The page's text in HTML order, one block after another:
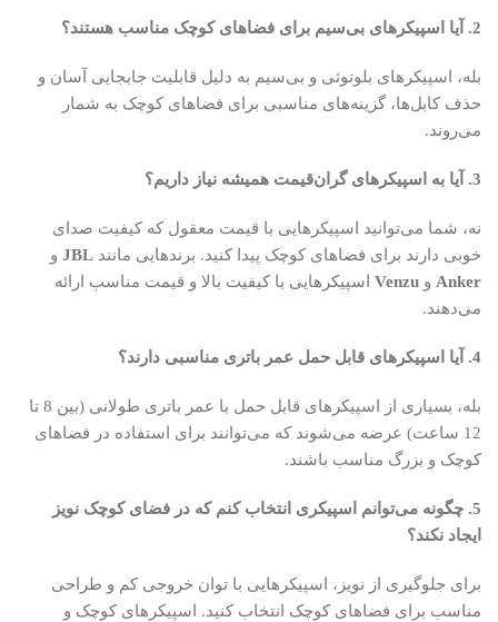
2. آیا اسپیکرهای بی‌سیم برای فضاهای کوچک مناسب هستند؟
بله، اسپیکرهای بلوتوثی و بی‌سیم به دلیل قابلیت جابجایی آسان و
حذف کابل‌ها، گزینه‌های مناسبی برای فضاهای کوچک به شمار
می‌روند.
3. آیا به اسپیکرهای گران‌قیمت همیشه نیاز داریم؟
نه، شما می‌توانید اسپیکرهایی با قیمت معقول که کیفیت صدای
خوبی دارند برای فضاهای کوچک پیدا کنید. برندهایی مانند JBL و
Anker و Venzu اسپیکرهایی با کیفیت بالا و قیمت مناسب ارائه
می‌دهند.
4. آیا اسپیکرهای قابل حمل عمر باتری مناسبی دارند؟
بله، بسیاری از اسپیکرهای قابل حمل با عمر باتری طولانی (بین 8 تا
12 ساعت) عرضه می‌شوند که می‌توانند برای استفاده در فضاهای
کوچک و بزرگ مناسب باشند.
5. چگونه می‌توانم اسپیکری انتخاب کنم که در فضای کوچک نویز
ایجاد نکند؟
برای جلوگیری از نویز، اسپیکرهایی با توان خروجی کم و طراحی
مناسب برای فضاهای کوچک انتخاب کنید. اسپیکرهای کوچک و